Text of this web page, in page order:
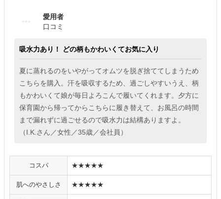
愛用者
口コミ
吸水力あり！ どの柄もかわいくてお気に入り
夏に蒸れるのをいやがってオムツを脱ぎ捨ててしまうため
こちらを購入。汗を吸収するため、過ごしやすいうえ、柄
もかわいくて娘が毎日よろこんで履いてくれます。夕方に
保育園から帰ってからこちらに履き替えて、お風呂の時間
まで漏れずに過ごせるので吸水力は結構ありますよ。
（I.K.さん／女性／35歳／会社員）
コスパ ★★★★★
肌へのやさしさ ★★★★★